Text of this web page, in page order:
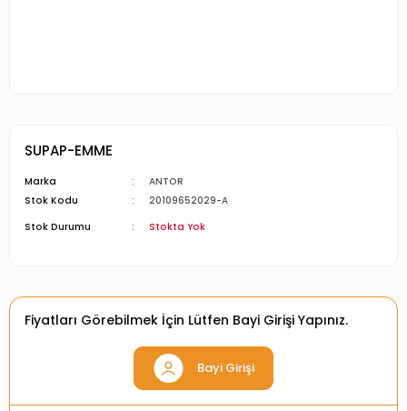
SUPAP-EMME
Marka
ANTOR
Stok Kodu
20109652029-A
Stok Durumu
Stokta Yok
Fiyatları Görebilmek İçin Lütfen Bayi Girişi Yapınız.
Bayi Girişi